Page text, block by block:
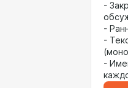
-
-
-
-